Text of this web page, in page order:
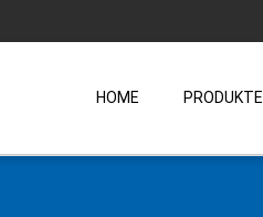
HOME PRODUKTE